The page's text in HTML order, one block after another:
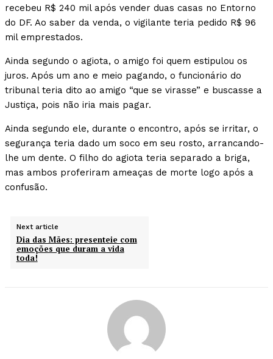
recebeu R$ 240 mil após vender duas casas no Entorno
do DF. Ao saber da venda, o vigilante teria pedido R$ 96
mil emprestados.
Ainda segundo o agiota, o amigo foi quem estipulou os
juros. Após um ano e meio pagando, o funcionário do
tribunal teria dito ao amigo “que se virasse” e buscasse a
Justiça, pois não iria mais pagar.
Ainda segundo ele, durante o encontro, após se irritar, o
segurança teria dado um soco em seu rosto, arrancando-
lhe um dente. O filho do agiota teria separado a briga,
mas ambos proferiram ameaças de morte logo após a
confusão.
Next article
Dia das Mães: presenteie com
emoções que duram a vida
toda!